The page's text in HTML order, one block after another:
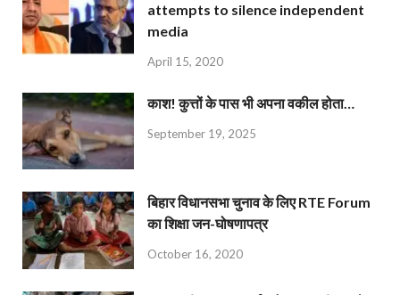
attempts to silence independent
media
April 15, 2020
काश! कुत्तों के पास भी अपना वकील होता…
September 19, 2025
बिहार विधानसभा चुनाव के लिए RTE Forum
का शिक्षा जन-घोषणापत्र
October 16, 2020